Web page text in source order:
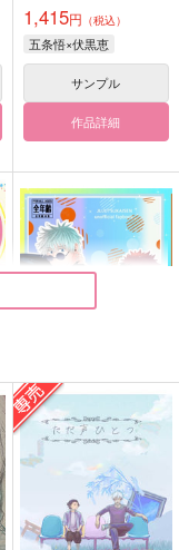
1,415円 （税込）
五条悟×伏黒恵
サンプル
作品詳細
AM11:00 part.1
あんころ餅
（税込）
五条悟×虎杖悠仁